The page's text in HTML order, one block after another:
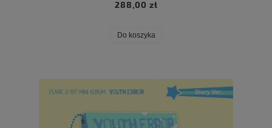
288,00 zł
Do koszyka